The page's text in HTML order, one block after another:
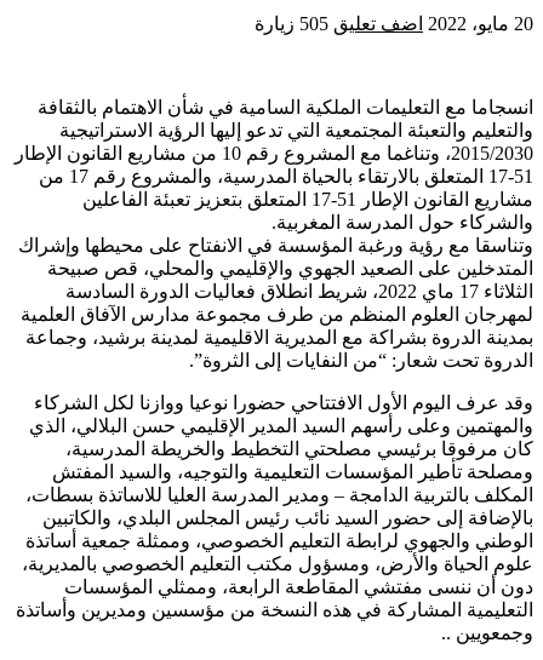
20 مايو، 2022 اضف تعليق 505 زيارة
انسجاما مع التعليمات الملكية السامية في شأن الاهتمام بالثقافة
والتعليم والتعبئة المجتمعية التي تدعو إليها الرؤية الاستراتيجية
2015/2030، وتناغما مع المشروع رقم 10 من مشاريع القانون الإطار
51-17 المتعلق بالارتقاء بالحياة المدرسية، والمشروع رقم 17 من
مشاريع القانون الإطار 51-17 المتعلق بتعزيز تعبئة الفاعلين
والشركاء حول المدرسة المغربية.
وتناسقا مع رؤية ورغبة المؤسسة في الانفتاح على محيطها وإشراك
المتدخلين على الصعيد الجهوي والإقليمي والمحلي، قص صبيحة
الثلاثاء 17 ماي 2022، شريط انطلاق فعاليات الدورة السادسة
لمهرجان العلوم المنظم من طرف مجموعة مدارس الآفاق العلمية
بمدينة الدروة بشراكة مع المديرية الاقليمية لمدينة برشيد، وجماعة
الدروة تحت شعار: “من النفايات إلى الثروة”.
وقد عرف اليوم الأول الافتتاحي حضورا نوعيا ووازنا لكل الشركاء
والمهتمين وعلى رأسهم السيد المدير الإقليمي حسن البلالي، الذي
كان مرفوقا برئيسي مصلحتي التخطيط والخريطة المدرسية،
ومصلحة تأطير المؤسسات التعليمية والتوجيه، والسيد المفتش
المكلف بالتربية الدامجة – ومدير المدرسة العليا للاساتذة بسطات،
بالإضافة إلى حضور السيد نائب رئيس المجلس البلدي، والكاتبين
الوطني والجهوي لرابطة التعليم الخصوصي، وممثلة جمعية أساتذة
علوم الحياة والأرض، ومسؤول مكتب التعليم الخصوصي بالمديرية،
دون أن ننسى مفتشي المقاطعة الرابعة، وممثلي المؤسسات
التعليمية المشاركة في هذه النسخة من مؤسسين ومديرين وأساتذة
وجمعويين ..